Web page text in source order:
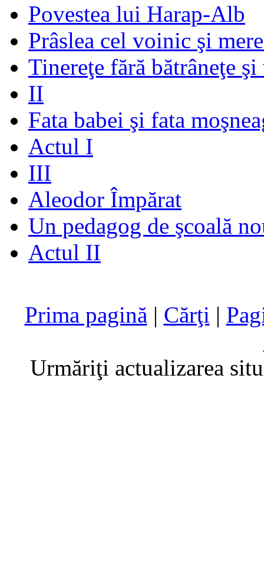
Povestea lui Harap-Alb
Prâslea cel voinic şi
Tinereţe fără bătrâneţe
II
Fata babei şi fata
Actul I
III
Aleodor Împărat
Un pedagog de şcoală
Actul II
Prima pagină | Cărţi |
Urmăriţi actualizarea